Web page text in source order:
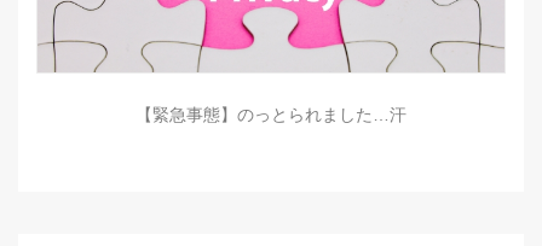
【緊急事態】のっとられました…汗